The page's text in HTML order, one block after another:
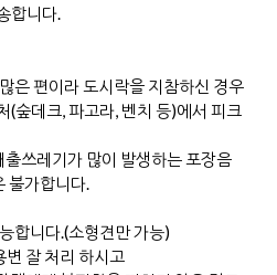
합니다.
은 편이라 도시락을 지참하신 경우
(숲데크, 파고라, 벤치 등)에서 피크
출쓰레기가 많이 발생하는 포장음
불가합니다.
합니다.(소형견만 가능)
변 잘 처리 하시고